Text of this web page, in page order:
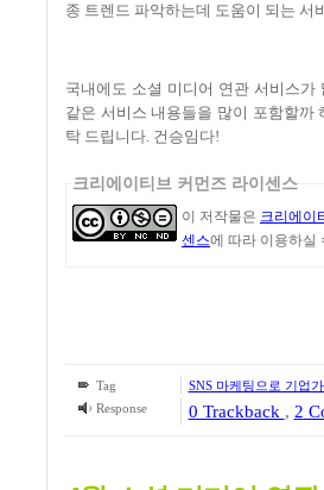
종 트렌드 파악하는데 도움이 되는 서
국내에도 소셜 미디어 연관 서비스가
같은 서비스 내용들을 많이 포함할까
탁 드립니다. 건승임다!
크리에이티브 커먼즈 라이센스
이 저작물은 크리에이
센스에 따라 이용하실
Tag SNS 마케팅으로 기업
Response
0 Trackback , 2